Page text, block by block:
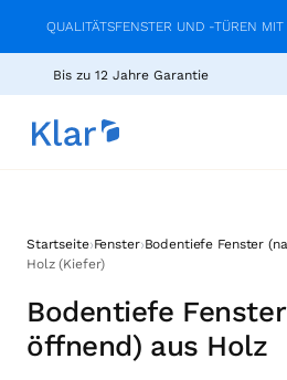
QUALITÄTSFENSTER UND -TÜREN
Bis zu 12 Jahre Garantie
Startseite›Fenster›Bodentiefe Fenster
Holz (Kiefer)
Bodentiefe
öffnend) aus Holz